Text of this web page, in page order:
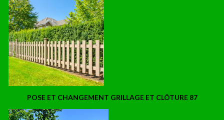
POSE ET CHANGEMENT GRILLAGE ET CLÔTURE 87